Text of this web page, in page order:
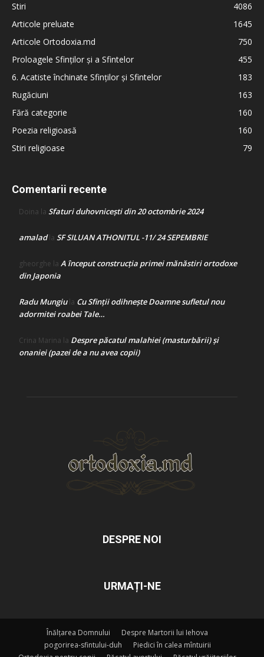
Stiri
4086
Articole preluate
1645
Articole Ortodoxia.md
750
Proloagele Sfinților și a Sfintelor
455
6. Acatiste închinate Sfinților și Sfintelor
183
Rugăciuni
163
Fără categorie
160
Poezia religioasă
160
Stiri religioase
79
Comentarii recente
Doina la Sfaturi duhovnicești din 20 octombrie 2024
amaladla SF SILUAN ATHONITUL -11/ 24 SEPEMBRIE
gheorghe la A început construcţia primei mănăstiri ortodoxe
din Japonia
Radu Mungiula Cu Sfinții odihnește Doamne sufletul nou
adormitei roabei Tale…
Crina Marina la Despre păcatul malahiei (masturbării) şi
onaniei (pazei de a nu avea copii)
DESPRE NOI
URMAȚI-NE
Înălțarea Domnului
Despre Martorii lui Iehova
pogorirea-sfintului-duh
Piedici în calea mîntuirii